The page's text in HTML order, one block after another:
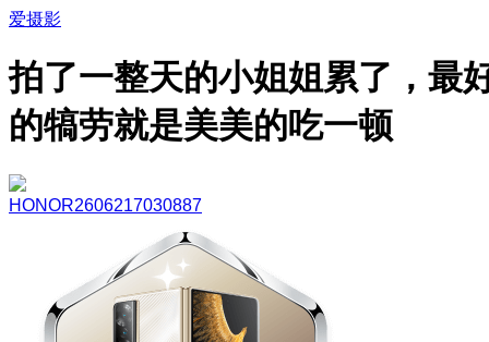
爱摄影
拍了一整天的小姐姐累了，最
的犒劳就是美美的吃一顿
HONOR2606217030887